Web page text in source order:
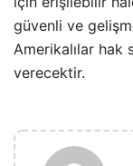
güvenli ve
Amerikalılar hak
verecektir.